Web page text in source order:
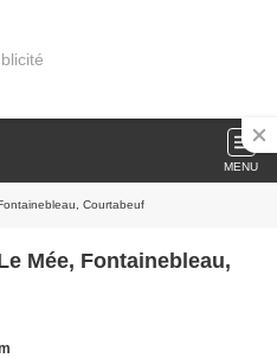
MENU
Courtabeuf
Mée, Fontainebleau,